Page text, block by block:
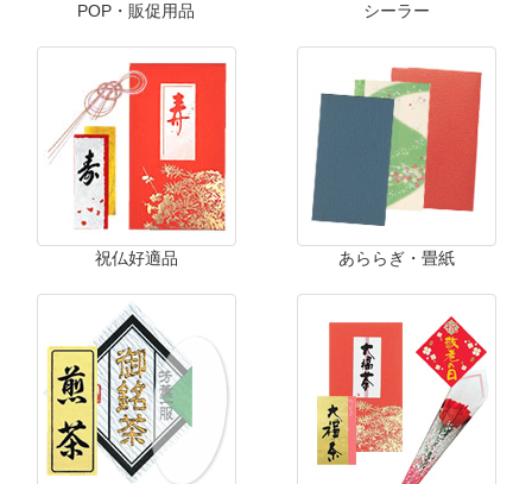
POP・販促用品 シーラー
祝仏好適品 あららぎ・畳紙